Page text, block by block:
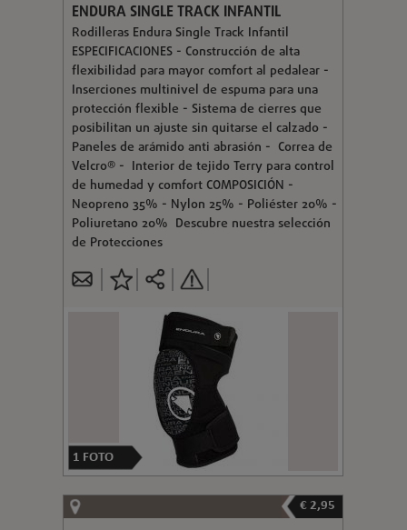
ENDURA SINGLE TRACK INFANTIL
Rodilleras Endura Single Track Infantil
ESPECIFICACIONES - Construcción de alta
flexibilidad para mayor comfort al pedalear -
Inserciones multinivel de espuma para una
protección flexible - Sistema de cierres que
posibilitan un ajuste sin quitarse el calzado -
Paneles de arámido anti abrasión - Correa de
Velcro® - Interior de tejido Terry para control
de humedad y comfort COMPOSICIÓN -
Neopreno 35% - Nylon 25% - Poliéster 20% -
Poliuretano 20% Descubre nuestra selección
de Protecciones
1 FOTO
€ 2,95